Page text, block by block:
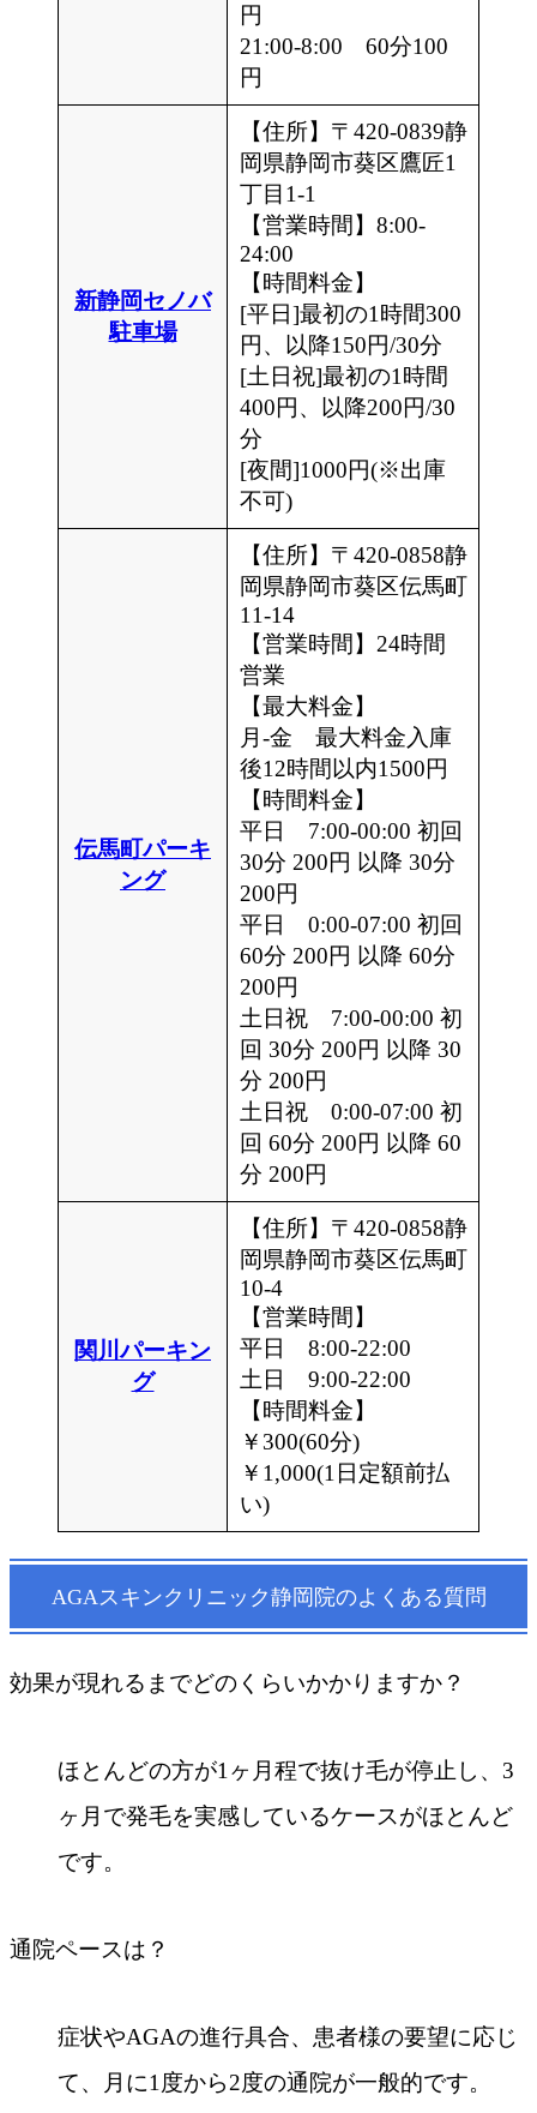
円
21:00-8:00 60分100
円
新静岡セノバ
駐車場
【住所】〒420-0839静
岡県静岡市葵区鷹匠1
丁目1-1
【営業時間】8:00-
24:00
【時間料金】
[平日]最初の1時間300
円、以降150円/30分
[土日祝]最初の1時間
400円、以降200円/30
分
[夜間]1000円(※出庫
不可)
伝馬町パーキ
ング
【住所】〒420-0858静
岡県静岡市葵区伝馬町
11-14
【営業時間】24時間
営業
【最大料金】
月-金 最大料金入庫
後12時間以内1500円
【時間料金】
平日 7:00-00:00 初回
30分 200円 以降 30分
200円
平日 0:00-07:00 初回
60分 200円 以降 60分
200円
土日祝 7:00-00:00 初
回 30分 200円 以降 30
分 200円
土日祝 0:00-07:00 初
回 60分 200円 以降 60
分 200円
関川パーキン
グ
【住所】〒420-0858静
岡県静岡市葵区伝馬町
10-4
【営業時間】
平日 8:00-22:00
土日 9:00-22:00
【時間料金】
￥300(60分)
￥1,000(1日定額前払
い)
AGAスキンクリニック静岡院のよくある質問
効果が現れるまでどのくらいかかりますか？
ほとんどの方が1ヶ月程で抜け毛が停止し、3
ヶ月で発毛を実感しているケースがほとんど
です。
通院ペースは？
症状やAGAの進行具合、患者様の要望に応じ
て、月に1度から2度の通院が一般的です。